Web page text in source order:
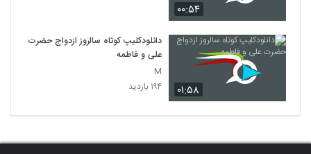
۰۰:۵۴
۰۱:۵۸
دانلودکلیپ کوتاه سالروز ازدواج حضرت
علی و فاطمه
M
۱۹۴ بازدید